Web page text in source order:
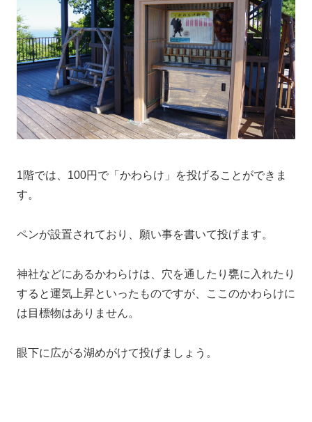
1階では、100円で「かわらけ」を投げることができま
す。
ペンが設置されており、願い事を書いて投げます。
神社などにあるかわらけは、穴を通したり甕に入れたり
すると運気上昇といったものですが、ここのかわらけに
は目標物はありません。
眼下に広がる湖めがけて投げましょう。